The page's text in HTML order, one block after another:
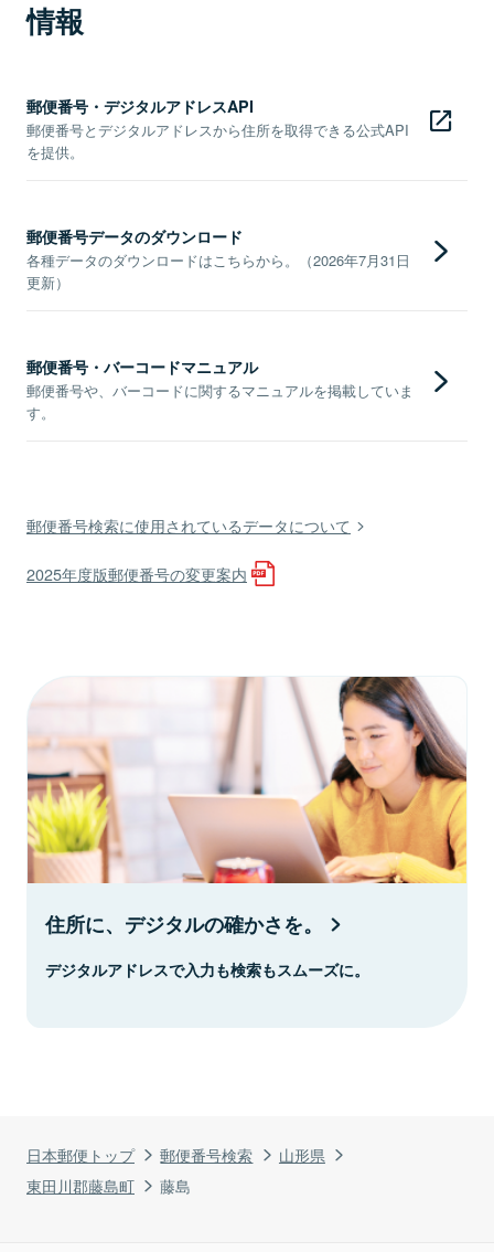
日本郵便トップ 郵便番号検索
山形県
東田川郡藤島町
藤島
情報
郵便番号・デジタルアドレスAPI
郵便番号とデジタルアドレスから住所を取得できる公式API
を提供。
郵便番号データのダウンロード
各種データのダウンロードはこちらから。（2026年7月31日
更新）
郵便番号・バーコードマニュアル
郵便番号や、バーコードに関するマニュアルを掲載していま
す。
郵便番号検索に使用されているデータについて
2025年度版郵便番号の変更案内
住所に、デジタルの確かさを。
デジタルアドレスで入力も検索もスムーズに。